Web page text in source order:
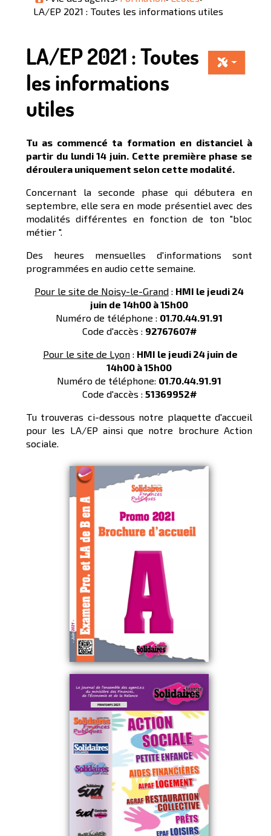
LA/EP 2021 : Toutes les informations utiles
LA/EP 2021 : Toutes
les informations
utiles
Tu as commencé ta formation en distanciel à
partir du lundi 14 juin. Cette première phase se
déroulera uniquement selon cette modalité.
Concernant la seconde phase qui débutera en
septembre, elle sera en mode présentiel avec des
modalités différentes en fonction de ton "bloc
métier ".
Des heures mensuelles d'informations sont
programmées en audio cette semaine.
Pour le site de Noisy-le-Grand : HMI le jeudi 24
juin de 14h00 à 15h00
Numéro de téléphone : 01.70.44.91.91
Code d'accès : 92767607#
Pour le site de Lyon : HMI le jeudi 24 juin de
14h00 à 15h00
Numéro de téléphone: 01.70.44.91.91
Code d'accès : 51369952#
Tu trouveras ci-dessous notre plaquette d'accueil
pour les LA/EP ainsi que notre brochure Action
sociale.